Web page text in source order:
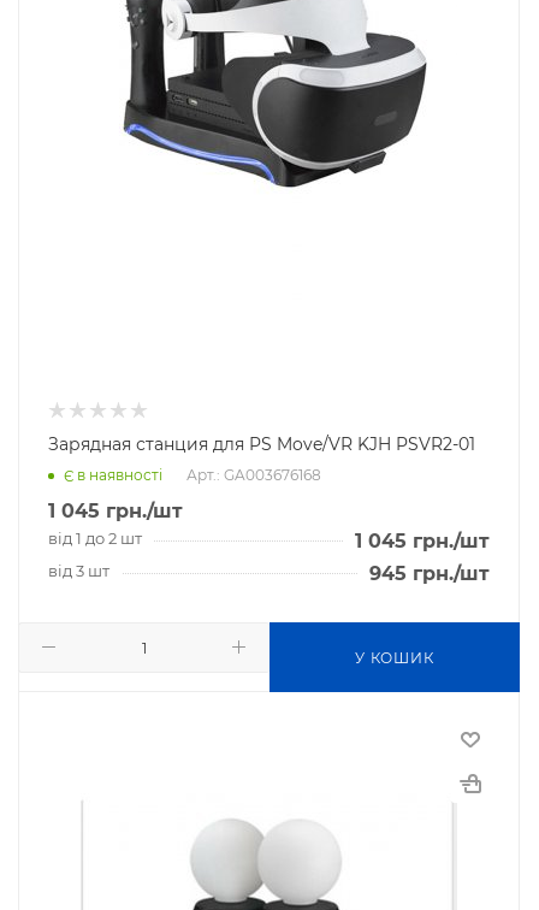
Зарядная станция для PS Move/VR KJH PSVR2-01
Є в наявності Арт.: GA003676168
1 045 грн./шт
від 1 до 2 шт 1 045 грн./шт
від 3 шт 945 грн./шт
У КОШИК